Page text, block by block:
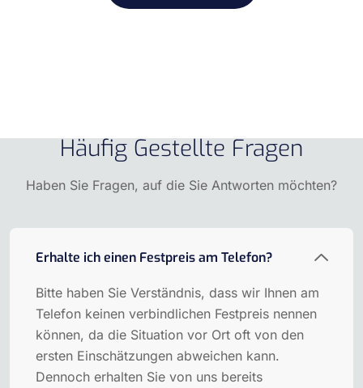
Häufig Gestellte Fragen
Haben Sie Fragen, auf die Sie Antworten möchten?
Erhalte ich einen Festpreis am Telefon?
Bitte haben Sie Verständnis, dass wir Ihnen am
Telefon keinen verbindlichen Festpreis nennen
können, da die Situation vor Ort oft von den
ersten Einschätzungen abweichen kann.
Dennoch erhalten Sie von uns bereits